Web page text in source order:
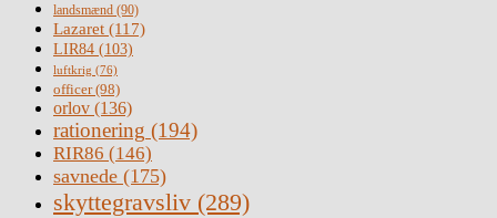
landsmænd (90)
Lazaret (117)
LIR84 (103)
luftkrig (76)
officer(98)
orlov (136)
rationering (194)
RIR86 (146)
savnede (175)
skyttegravsliv (289)